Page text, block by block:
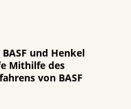
und Henkel
Mithilfe des
von BASF